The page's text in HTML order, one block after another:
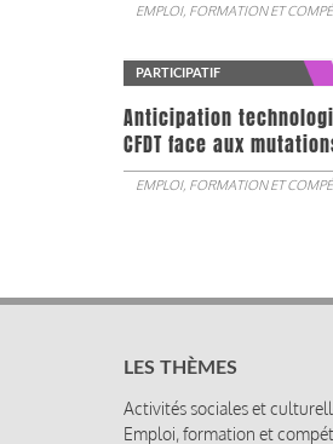
EMPLOI, FORMATION ET
PARTICIPATIF
Anticipation
CFDT face aux
EMPLOI, FORMATION ET
LES THÈMES
Activités sociales et
Emploi, formation et